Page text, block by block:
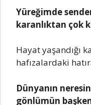
Yüreğimde
karanlıktan çok
Hayat yaşandığı
hafızalardaki
Dünyanın
gönlümün